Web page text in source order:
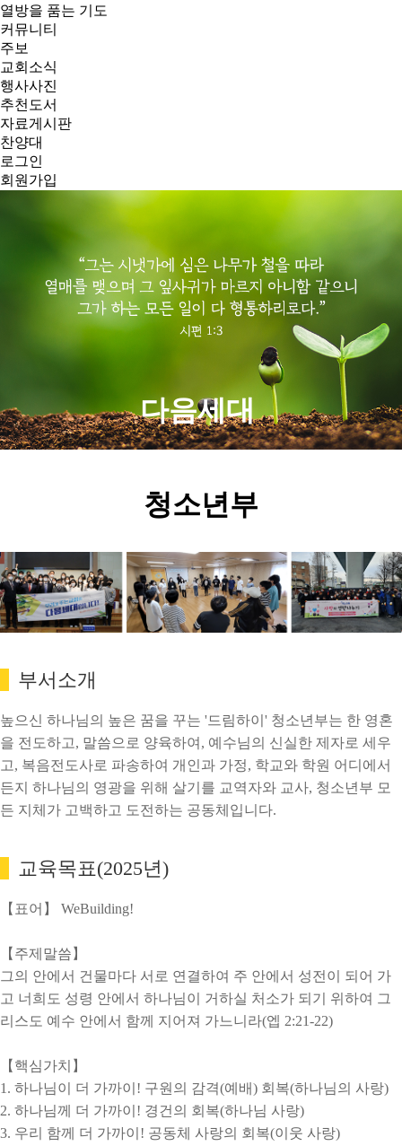
열방을 품는 기도
커뮤니티
주보
교회소식
행사사진
추천도서
자료게시판
찬양대
로그인
회원가입
다음세대
청소년부
부서소개
높으신 하나님의 높은 꿈을 꾸는 '드림하이' 청소년부는 한 영혼
을 전도하고, 말씀으로 양육하여, 예수님의 신실한 제자로 세우
고, 복음전도사로 파송하여 개인과 가정, 학교와 학원 어디에서
든지 하나님의 영광을 위해 살기를 교역자와 교사, 청소년부 모
든 지체가 고백하고 도전하는 공동체입니다.
교육목표(2025년)
【표어】 WeBuilding!
【주제말씀】
그의 안에서 건물마다 서로 연결하여 주 안에서 성전이 되어 가
고 너희도 성령 안에서 하나님이 거하실 처소가 되기 위하여 그
리스도 예수 안에서 함께 지어져 가느니라(엡 2:21-22)
【핵심가치】
1. 하나님이 더 가까이! 구원의 감격(예배) 회복(하나님의 사랑)
2. 하나님께 더 가까이! 경건의 회복(하나님 사랑)
3. 우리 함께 더 가까이! 공동체 사랑의 회복(이웃 사랑)